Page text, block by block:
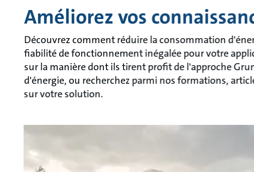
Améliorez vos
Découvrez comment réduire la consommation
fiabilité de fonctionnement inégalée pour votre
sur la manière dont ils tirent profit de l'approche
d'énergie, ou recherchez parmi nos formations,
sur votre solution.